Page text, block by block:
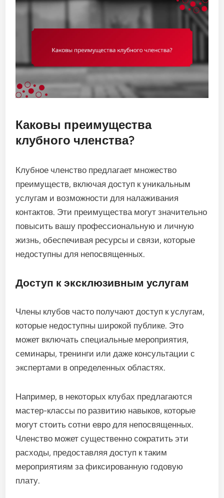
Каковы преимущества
клубного членства?
Клубное членство предлагает множество
преимуществ, включая доступ к уникальным
услугам и возможности для налаживания
контактов. Эти преимущества могут значительно
повысить вашу профессиональную и личную
жизнь, обеспечивая ресурсы и связи, которые
недоступны для непосвященных.
Доступ к эксклюзивным услугам
Члены клубов часто получают доступ к услугам,
которые недоступны широкой публике. Это
может включать специальные мероприятия,
семинары, тренинги или даже консультации с
экспертами в определенных областях.
Например, в некоторых клубах предлагаются
мастер-классы по развитию навыков, которые
могут стоить сотни евро для непосвященных.
Членство может существенно сократить эти
расходы, предоставляя доступ к таким
мероприятиям за фиксированную годовую
плату.